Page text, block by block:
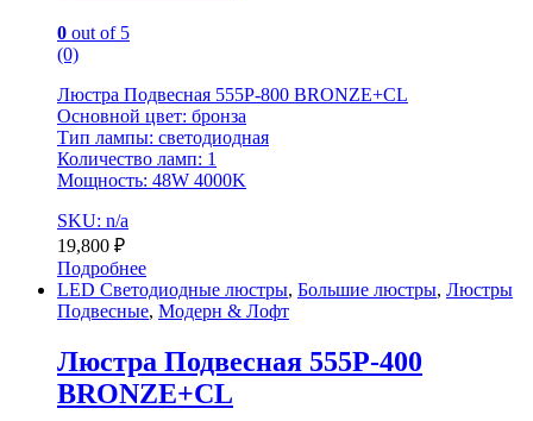
0 out of 5
(0)
Люстра Подвесная 555P-800 BRONZE+CL
Основной цвет: бронза
Тип лампы: светодиодная
Количество ламп: 1
Мощность: 48W 4000K
SKU: n/a
19,800 ₽
Подробнее
LED Светодиодные люстры, Большие люстры, Люстры
Подвесные, Модерн & Лофт
Люстра Подвесная 555P-400
BRONZE+CL